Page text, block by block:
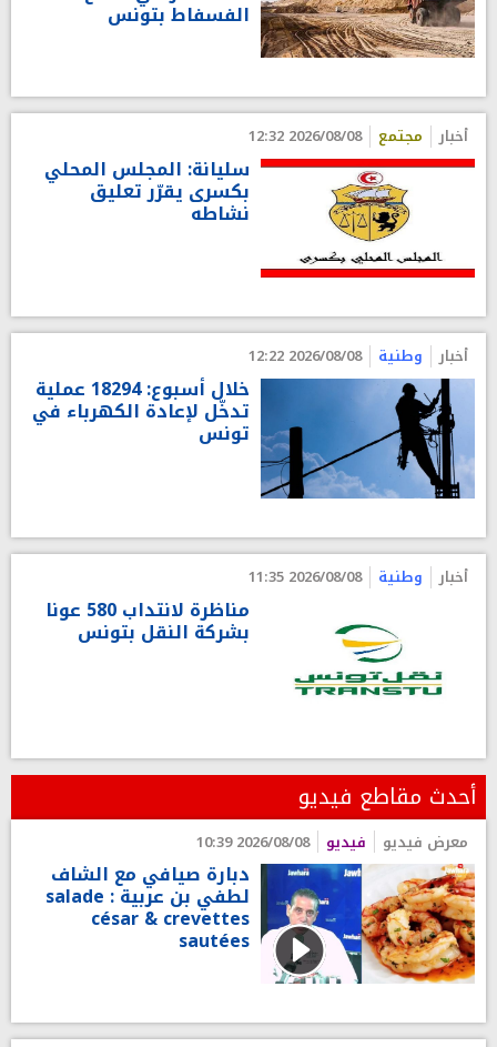
الفسفاط بتونس
أخبار مجتمع 2026/08/08 12:32
سليانة: المجلس المحلي
بكسرى يقرّر تعليق
نشاطه
أخبار وطنية 2026/08/08 12:22
خلال أسبوع: 18294 عملية
تدخّل لإعادة الكهرباء في
تونس
أخبار وطنية 2026/08/08 11:35
مناظرة لانتداب 580 عونا
بشركة النقل بتونس
أحدث مقاطع فيديو
معرض فيديو فيديو 2026/08/08 10:39
دبارة صيافي مع الشاف
لطفي بن عربية : salade
césar & crevettes
sautées